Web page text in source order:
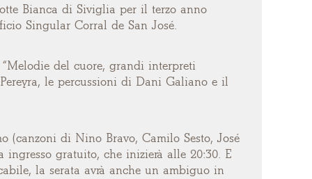
Bianca di Siviglia per il terzo anno
Singular Corral de San José.
del cuore, grandi interpreti
le percussioni di Dani Galiano e il
di Nino Bravo, Camilo Sesto, José
gratuito, che inizierà alle 20:30. E
la serata avrà anche un ambiguo in